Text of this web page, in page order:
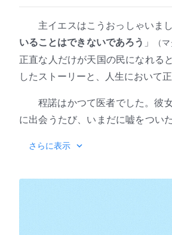
主イエスはこうおっしゃいま
いることはできないであろう 」 （
正直な人だけが天国の民になれる
したストーリーと、人生において
程諾はかつて医者でした。彼
に出会うたび、いまだに嘘をつい
的で欺瞞に満ちたサタン的な本
従うことができるようになります
さらに表示